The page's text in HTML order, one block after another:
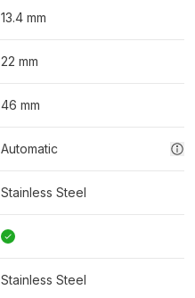
13.4 mm
22 mm
46 mm
Automatic
Stainless Steel
Stainless Steel